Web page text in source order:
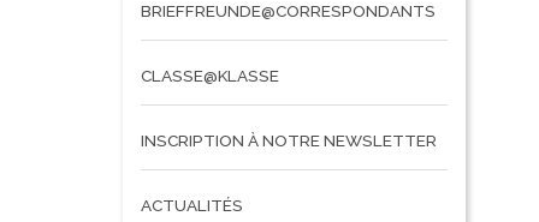
BRIEFFREUNDE@CORRESPONDANTS
CLASSE@KLASSE
INSCRIPTION À NOTRE NEWSLETTER
ACTUALITÉS